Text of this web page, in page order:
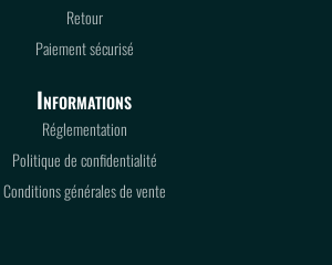
Retour
Paiement sécurisé
Informations
Réglementation
Politique de confidentialité
Conditions générales de vente